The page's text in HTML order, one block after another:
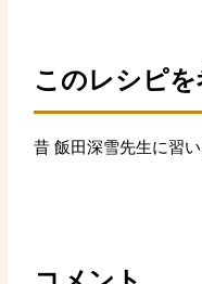
このレシピ
昔 飯田深雪先生に習